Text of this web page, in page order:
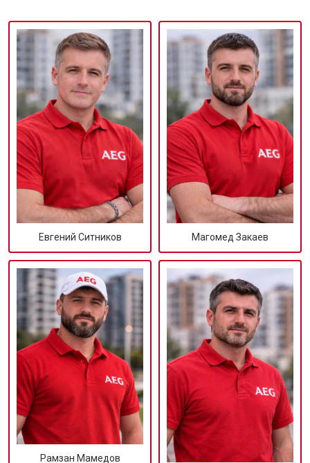
Евгений Ситников Магомед Закаев
Рамзан Мамедов